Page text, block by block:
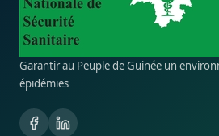
Garantir au Peuple de Guinée un
épidémies